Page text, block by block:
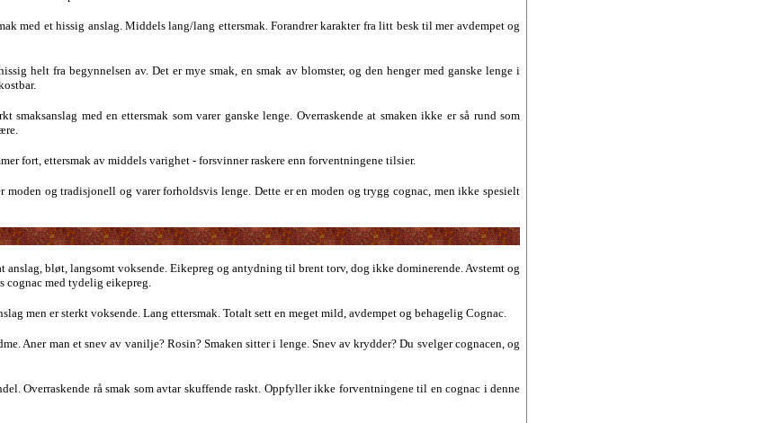
med et hissig anslag. Middels lang/lang ettersmak. Forandrer karakter fra litt besk til mer avdempet og
helt fra begynnelsen av. Det er mye smak, en smak av blomster, og den henger med ganske lenge i
med en ettersmak som varer ganske lenge. Overraskende at smaken ikke er så rund som
fort, ettersmak av middels varighet - forsvinner raskere enn forventningene tilsier.
og tradisjonell og varer forholdsvis lenge. Dette er en moden og trygg cognac, men ikke spesielt
bløt, langsomt voksende. Eikepreg og antydning til brent torv, dog ikke dominerende. Avstemt og
cognac med tydelig eikepreg.
men er sterkt voksende. Lang ettersmak. Totalt sett en meget mild, avdempet og behagelig Cognac.
Aner man et snev av vanilje? Rosin? Smaken sitter i lenge. Snev av krydder? Du svelger cognacen, og
Overraskende rå smak som avtar skuffende raskt. Oppfyller ikke forventningene til en cognac i denne